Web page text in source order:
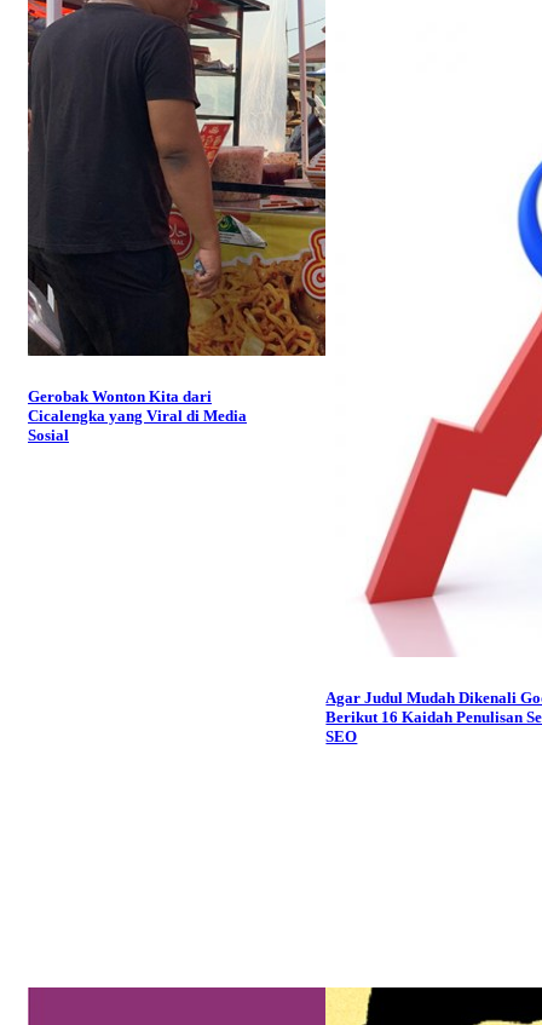
Gerobak Wonton Kita dari
Cicalengka yang Viral di Media
Sosial
Agar Judul Mudah Dikenali
Berikut 16 Kaidah Penulisan
SEO